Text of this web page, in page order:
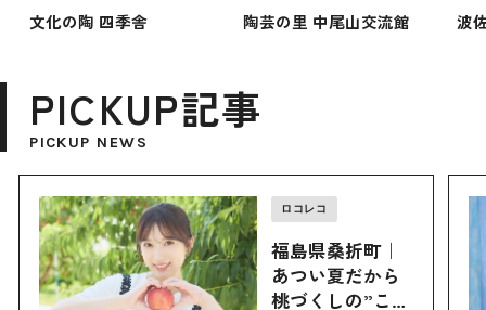
文化の陶 四季舎 陶芸の里 中尾山交流館 波
PICKUP記事
PICKUP NEWS
ロコレコ
福島県桑折町｜
あつい夏だから
桃づくしの”こお